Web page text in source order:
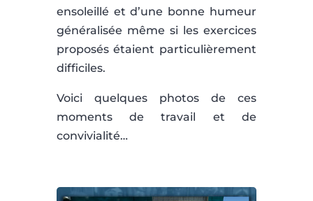
ensoleillé et d’une bonne humeur
généralisée même si les exercices
proposés étaient particulièrement
difficiles.
Voici quelques photos de ces
moments de travail et de
convivialité…